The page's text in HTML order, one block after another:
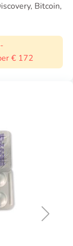
Bitcoin,
€ 172